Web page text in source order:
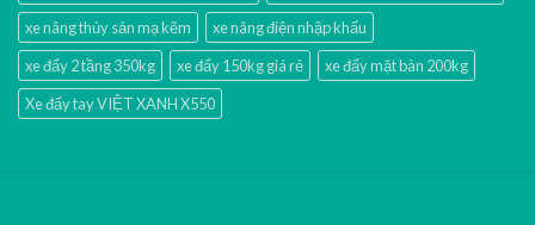
xe nâng thủy sản mạ kẽm
xe nâng điện nhập khấu
xe đẩy 2 tầng 350kg
xe đẩy 150kg giá rẻ
xe đẩy mặt bàn 200kg
Xe đẩy tay VIỆT XANH X550